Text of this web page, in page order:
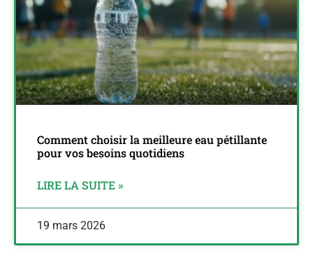
Comment choisir la meilleure eau pétillante
pour vos besoins quotidiens
LIRE LA SUITE »
19 mars 2026